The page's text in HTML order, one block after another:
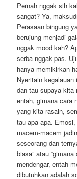
Pernah nggak sih
sangat? Ya,
Perasaan bingung
berujung menjadi
nggak mood kah?
serba nggak pas.
hanya memikirkan
Nyeritain
dan tau supaya kita
entah, gimana cara
yang kita rasain,
tau apa-apa.
macem-macem
seseorang dan
biasa” atau
mendengar, entah
dibutuhkan adalah